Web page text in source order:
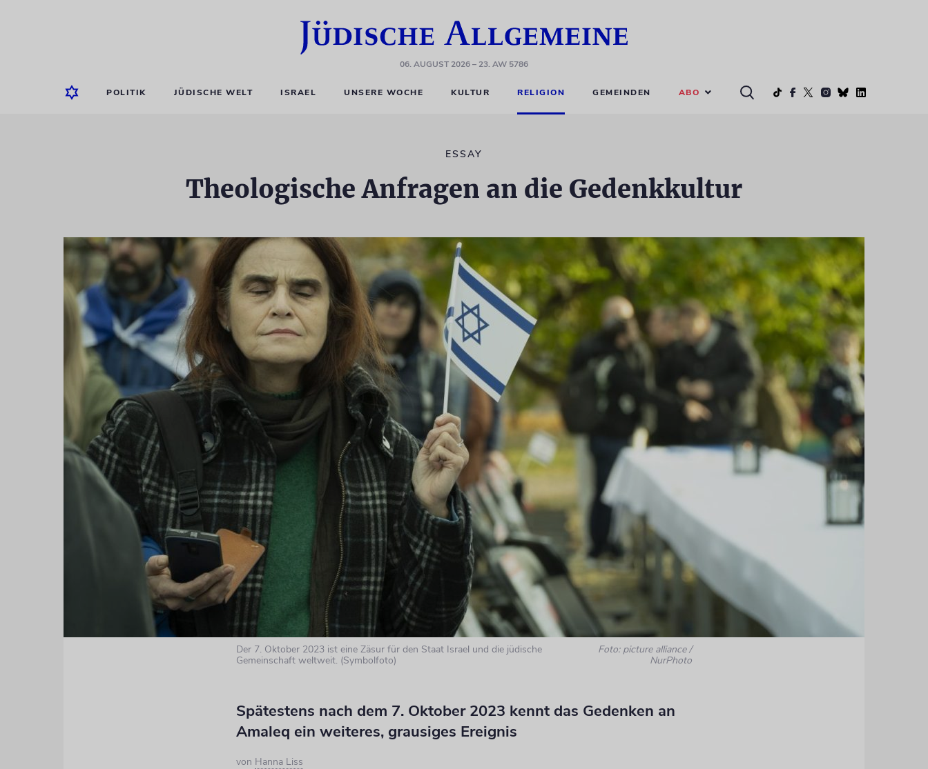
06. AUGUST 2026– 23. AW 5786
POLITIK JÜDISCHE WELT ISRAEL UNSERE WOCHE KULTUR RELIGION GEMEINDEN ABO
ESSAY
Theologische Anfragen an die Gedenkkultur
Der 7. Oktober 2023 ist eine Zäsur für den Staat Israel und die jüdische
Gemeinschaft weltweit. (Symbolfoto)
Foto: picture alliance /
NurPhoto
Spätestens nach dem 7. Oktober 2023 kennt das Gedenken an
Amaleq ein weiteres, grausiges Ereignis
von Hanna Liss